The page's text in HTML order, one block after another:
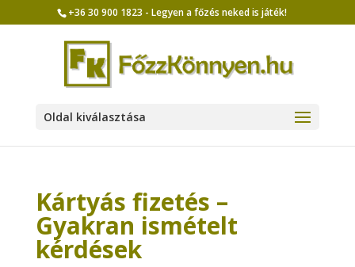
+36 30 900 1823 - Legyen a főzés neked is játék!
Oldal kiválasztása
Kártyás fizetés –
Gyakran ismételt
kérdések